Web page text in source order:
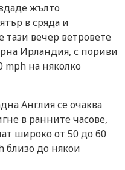
жълто
в сряда и
тази вечер ветровете
Ирландия, с пориви
mph на няколко
Англия се очаква
в ранните часове,
широко от 50 до 60
близо до някои